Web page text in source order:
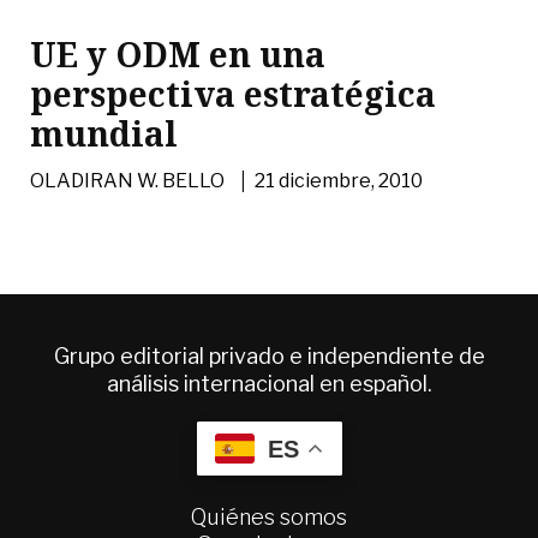
UE y ODM en una
perspectiva estratégica
mundial
OLADIRAN W. BELLO |21 diciembre, 2010
Grupo editorial privado e independiente de
análisis internacional en español.
ES
Quiénes somos